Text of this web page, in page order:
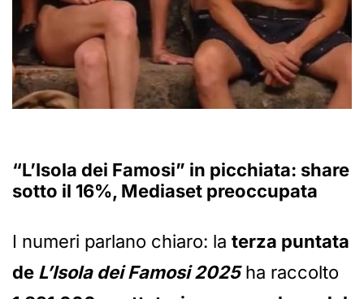
“L’Isola dei Famosi” in picchiata: share
sotto il 16%, Mediaset preoccupata
I numeri parlano chiaro: la terza puntata
de L’Isola dei Famosi 2025ha raccolto